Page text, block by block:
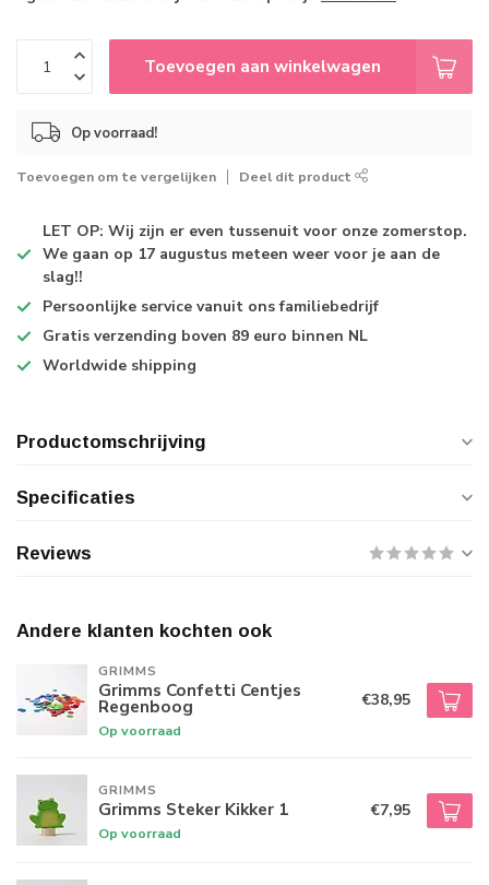
Toevoegen aan winkelwagen
Op voorraad!
Toevoegen om te vergelijken Deel dit product
LET OP: Wij zijn er even tussenuit voor onze zomerstop.
We gaan op 17 augustus meteen weer voor je aan de
slag!!
Persoonlijke service vanuit ons familiebedrijf
Gratis verzending boven 89 euro binnen NL
Worldwide shipping
Productomschrijving
Specificaties
Reviews
Andere klanten kochten ook
GRIMMS
Grimms Confetti Centjes
Regenboog
Op voorraad
€38,95
GRIMMS
Grimms Steker Kikker 1
Op voorraad
€7,95